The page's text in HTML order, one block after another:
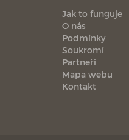
Jak to funguje
O nás
Podmínky
Soukromí
Partneři
Mapa webu
Kontakt